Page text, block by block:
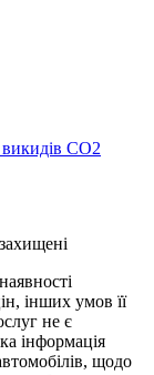
викидів СО2
інших умов її
не є
інформація
щодо